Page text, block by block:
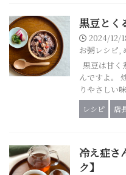
黒豆とく
2024/12/
お粥レシピ,
黒豆は甘く
んですよ。
りやさしい
レシピ 店
冷え症さ
ク】